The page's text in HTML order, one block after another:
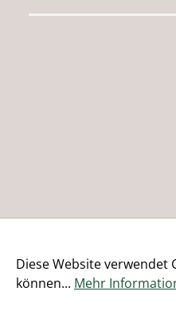
Diese Website verwendet
können... Mehr